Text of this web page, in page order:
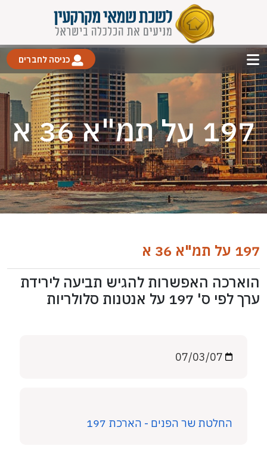
כניסה לחברים
197 על תמ"א 36 א
197 על תמ"א 36 א
הוארכה האפשרות להגיש תביעה לירידת
ערך לפי ס' 197 על אנטנות סלולריות
החלטת שר הפנים - הארכת 197